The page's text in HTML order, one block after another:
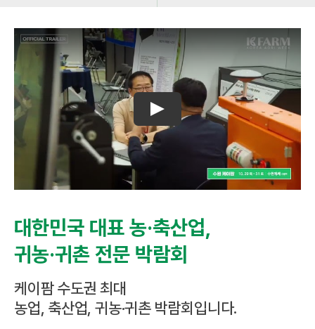
대한민국 대표 농·축산업,
귀농·귀촌 전문 박람회
케이팜 수도권 최대
농업, 축산업, 귀농·귀촌 박람회입니다.